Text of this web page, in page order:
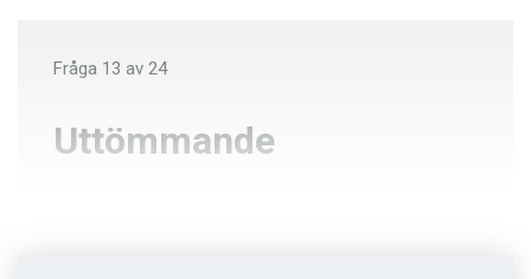
Fråga 13 av 24
Uttömmande